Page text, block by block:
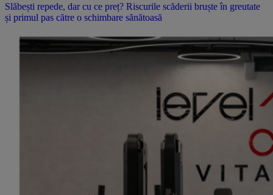
Slăbești repede, dar cu ce preț? Riscurile scăderii bruște în greutate
și primul pas către o schimbare sănătoasă